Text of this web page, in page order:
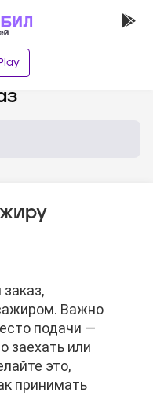
отменить
Важно
подачи —
заехать или
это,
принимать
адреса,
В этот
должны
кнопку
не
отменить
Важно
подачи —
заехать или
это,
принимать